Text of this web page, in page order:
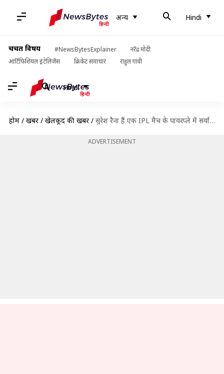
अन्य Hindi
चर्चित विषय #NewsBytesExplainer
नरेंद्र मोदी
आर्टिफिशियल इंटेलिजेंस
क्रिकेट समाचार राहुल गांधी
Hindi
होम / खबरें / खेलकूद की खबरें / सुरेश रैना हैं एक IPL मैच के पावरप्ले में सर्वाधिक रन बनाने वाले भारतीय बल्लेबाज
ADVERTISEMENT